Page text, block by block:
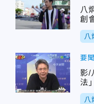
八
創
八
要聞
影/
法
八